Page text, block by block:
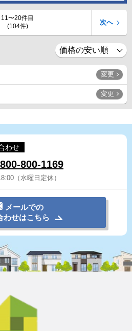
11〜20件目
(104件)
次へ
変更
変更
わせ
800-1169
（水曜日定休）
メールでの
わせはこちら